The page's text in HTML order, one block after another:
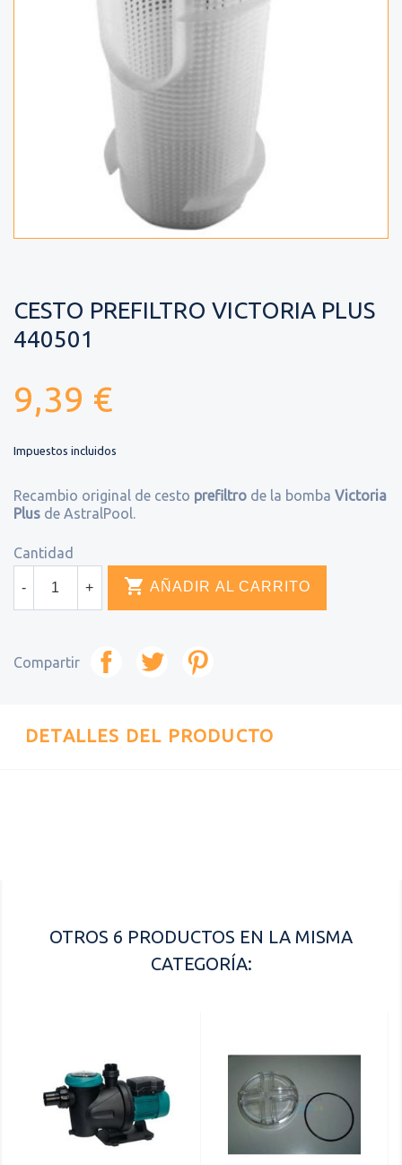
CESTO PREFILTRO VICTORIA PLUS
440501
9,39 €
Impuestos incluidos
Recambio original de cesto prefiltro de la bomba Victoria
Plus de AstralPool.
Cantidad
- +  AÑADIR AL CARRITO
Compartir
DETALLES DEL PRODUCTO
OTROS 6 PRODUCTOS EN LA MISMA
CATEGORÍA: